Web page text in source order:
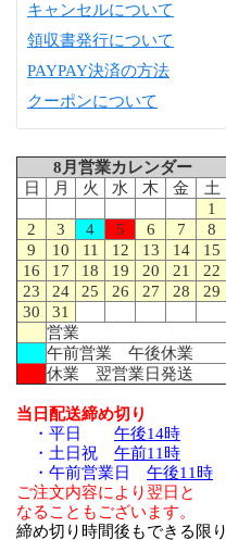
キャンセルについて
領収書発行について
PAYPAY決済の方法
クーポンについて
8月営業カレンダー
日
月 火 水 木 金
土
1
2
3 4 5 6 7
8
9
10 11 12 13 14
15
16
17 18 19 20 21
22
23
24 25 26 27 28
29
30
31
営業
午前営業 午後休業
休業 翌営業日発送
当日配送締め切り
・平日 午後14時
・土日祝 午前11時
・午前営業日 午後11時
ご注文内容により翌日と
なることもございます。
締め切り時間後もできる限り